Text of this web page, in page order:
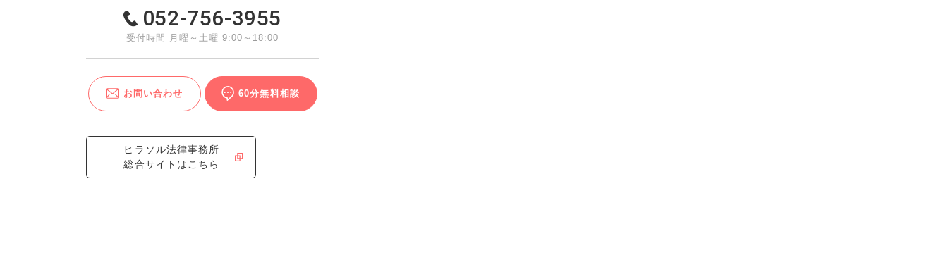
052-756-3955
受付時間 月曜～土曜 9:00～18:00
お問い合わせ 60分無料相談
ヒラソル法律事務所
総合サイトはこちら